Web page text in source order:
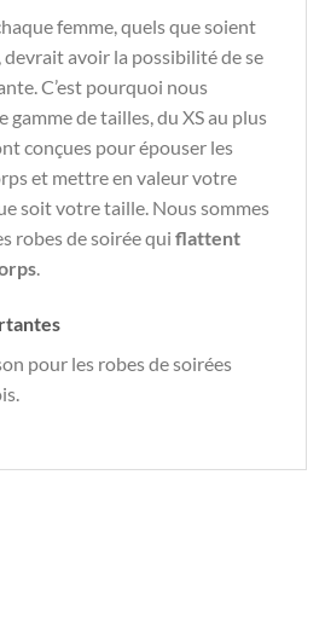
femme, quels que soient
devrait avoir la possibilité de se
C’est pourquoi nous
gamme de tailles, du XS au plus
conçues pour épouser les
et mettre en valeur votre
soit votre taille. Nous sommes
robes de soirée qui flattent
.
pour les robes de soirées